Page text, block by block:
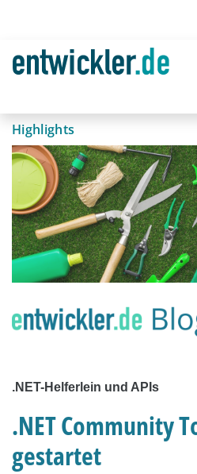
Highlights
.NET-Helferlein und APIs
.NET Community
gestartet